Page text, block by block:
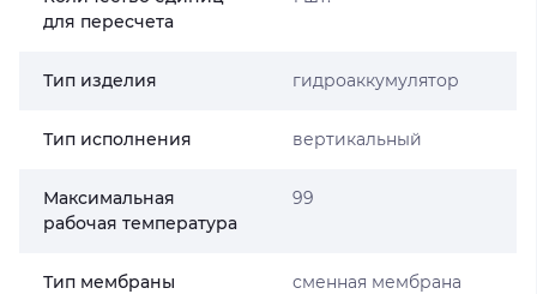
для пересчета
Тип изделия гидроаккумулятор
Тип исполнения вертикальный
Максимальная
рабочая температура
99
Тип мембраны
сменная мембрана